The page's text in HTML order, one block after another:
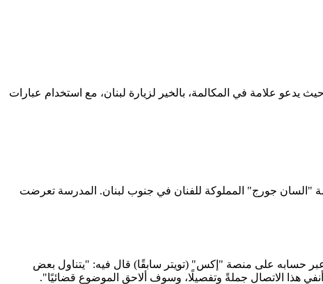
يدعو علامة في المكالمة، بالخير لزيارة لبنان، مع استخدام عبارات
"السان جورج" المملوكة للفنان في جنوب لبنان. المدرسة تعرضت
عبر حسابه على منصة "إكس" (تويتر سابقًا) قال فيه: "يتناول بعض
هذا الاتصال جملةً وتفصيلًا، وسوف ألاحق الموضوع قضائيًا".